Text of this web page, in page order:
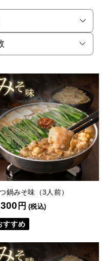
鍋みそ味（3人前）
円 (税込)
すすめ